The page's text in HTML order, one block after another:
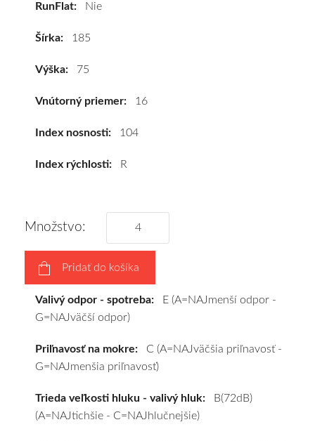
obujeme
disky
pošleme
zadarmo.
RunFlat: Nie
Šírka: 185
Výška: 75
Vnútorný priemer: 16
Index nosnosti: 104
Index rýchlosti: R
Množstvo:
Pridať do košíka
Valivý odpor - spotreba: E (A=NAJmenší odpor -
G=NAJväčší odpor)
Priľnavosť na mokre: C (A=NAJväčšia priľnavosť -
G=NAJmenšia priľnavosť)
Trieda veľkosti hluku - valivý hluk: B(72dB)
(A=NAJtichšie - C=NAJhlučnejšie)